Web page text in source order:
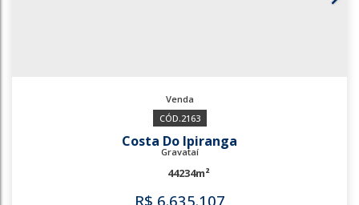
3556
Costa Do Ipiranga
Gravataí